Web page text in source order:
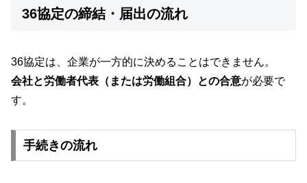
36協定の締結・届出の流れ
36協定は、企業が一方的に決めることはできません。
会社と労働者代表（または労働組合）との合意が必要で
す。
手続きの流れ